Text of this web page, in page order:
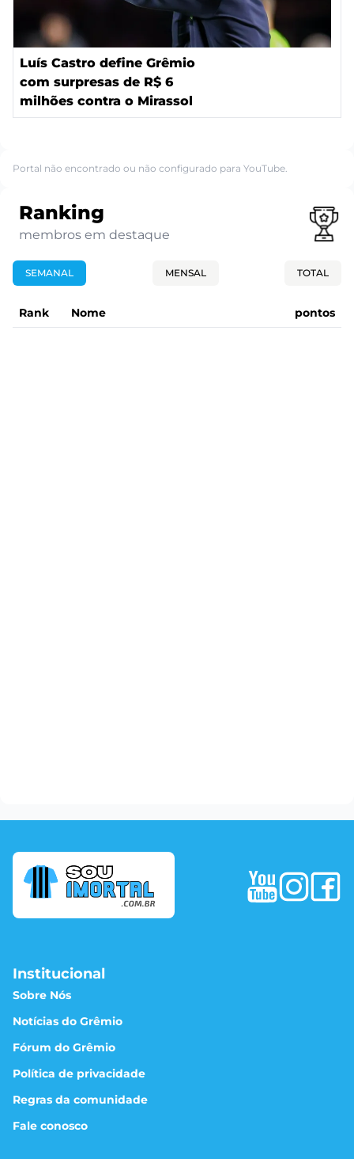
Luís Castro define Grêmio
com surpresas de R$ 6
milhões contra o Mirassol
Portal não encontrado ou não configurado para YouTube.
Ranking
membros em destaque
SEMANAL MENSAL TOTAL
Rank Nome pontos
Institucional
Sobre Nós
Notícias do Grêmio
Fórum do Grêmio
Política de privacidade
Regras da comunidade
Fale conosco